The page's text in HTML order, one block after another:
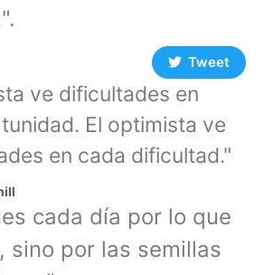
Tweet
ve dificultades en
El optimista ve
en cada dificultad."
cada día por lo que
sino por las semillas